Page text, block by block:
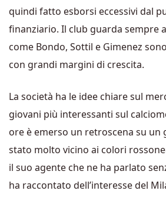
quindi fatto esborsi eccessivi dal
finanziario. Il club guarda sempre
come Bondo, Sottil e Gimenez
con grandi margini di crescita.
La società ha le idee chiare sul
giovani più interessanti sul
ore è emerso un retroscena su un
stato molto vicino ai colori
il suo agente che ne ha parlato
ha raccontato dell’interesse del